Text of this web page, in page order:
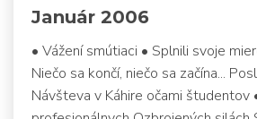
Január 2006
• Vážení smútiaci • Splnili svoje
Niečo sa končí, niečo sa začína...
Návšteva v Káhire očami študentov